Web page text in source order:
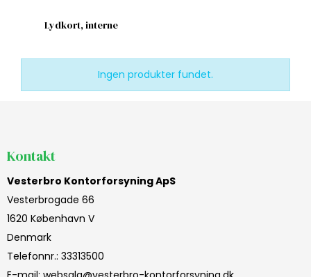
Lydkort, interne
Ingen produkter fundet.
Kontakt
Vesterbro Kontorforsyning ApS
Vesterbrogade 66
1620 København V
Denmark
Telefonnr.: 33313500